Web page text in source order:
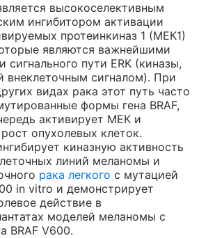
высокоселективным
ингибитором активации
протеинкиназ 1 (МЕК1)
являются важнейшими
сигнального пути ERK (киназы,
внеклеточным сигналом). При
видах рака этот путь часто
формы гена BRAF,
активирует МЕК и
опухолевых клеток.
киназную активность
линий меланомы и
рака легкого с мутацией
in vitro и демонстрирует
действие в
моделей меланомы с
BRAF V600.